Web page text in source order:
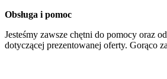
Obsługa i pomoc
Jesteśmy zawsze chętni do pomocy oraz
dotyczącej prezentowanej oferty. Gorąco